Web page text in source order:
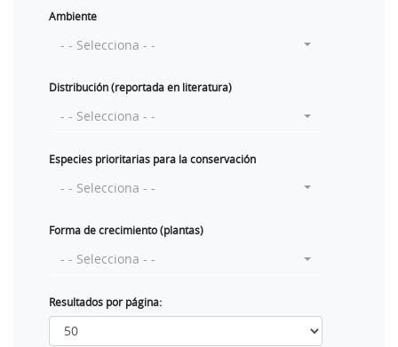
Ambiente
- - Selecciona - -
Distribución (reportada en literatura)
- - Selecciona - -
Especies prioritarias para la conservación
- - Selecciona - -
Forma de crecimiento (plantas)
- - Selecciona - -
Resultados por página: